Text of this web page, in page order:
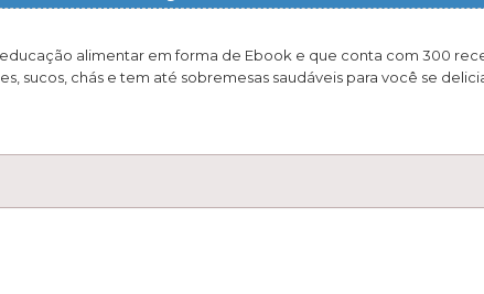
alimentar em forma de Ebook e que conta com 300
sucos, chás e tem até sobremesas saudáveis para você se